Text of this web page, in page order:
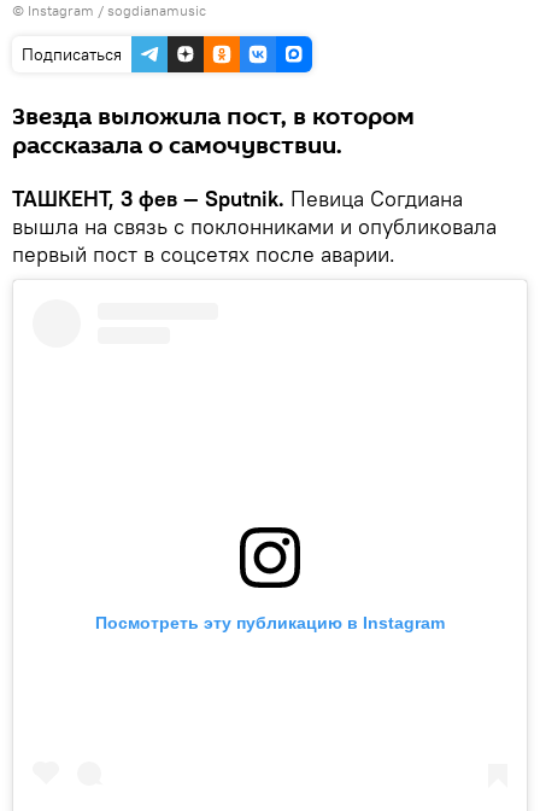
© Instagram / sogdianamusic
Подписаться
Звезда выложила пост, в котором
рассказала о самочувствии.
ТАШКЕНТ, 3 фев — Sputnik. Певица Согдиана
вышла на связь с поклонниками и опубликовала
первый пост в соцсетях после аварии.
Посмотреть эту публикацию в Instagram